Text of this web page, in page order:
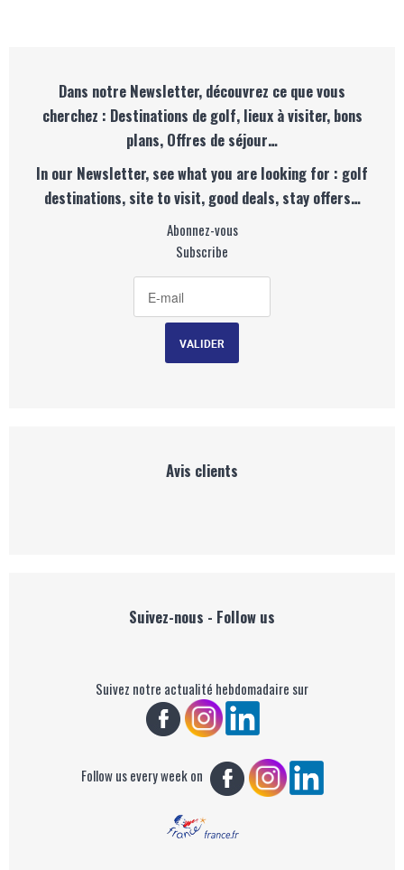
Dans notre Newsletter, découvrez ce que vous
cherchez : Destinations de golf, lieux à visiter, bons
plans, Offres de séjour…
In our Newsletter, see what you are looking for : golf
destinations, site to visit, good deals, stay offers…
Abonnez-vous
Subscribe
Avis clients
Suivez-nous - Follow us
Suivez notre actualité hebdomadaire sur
Follow us every week on